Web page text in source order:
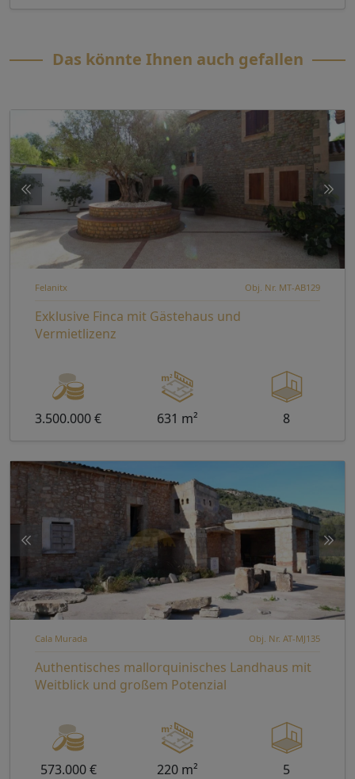
Das könnte Ihnen auch gefallen
Felanitx Obj. Nr. MT-AB129
Exklusive Finca mit Gästehaus und
Vermietlizenz
3.500.000 € 631 m² 8
Cala Murada Obj. Nr. AT-MJ135
Authentisches mallorquinisches Landhaus mit
Weitblick und großem Potenzial
573.000 € 220 m² 5